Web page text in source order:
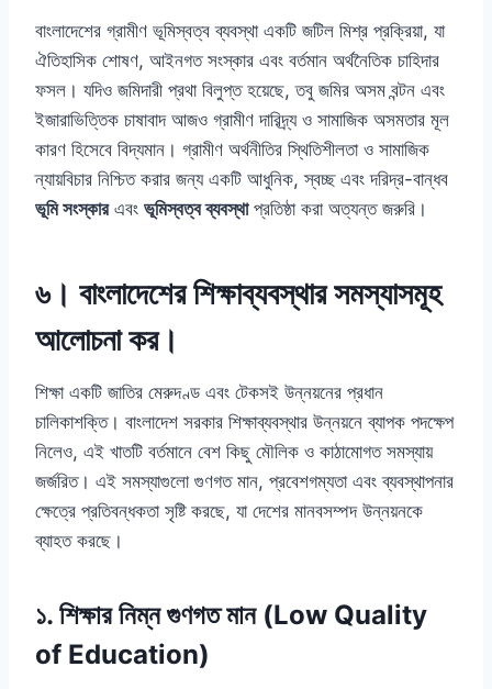
বাংলাদেশের গ্রামীণ ভূমিস্বত্ব ব্যবস্থা একটি জটিল মিশ্র প্রক্রিয়া, যা
ঐতিহাসিক শোষণ, আইনগত সংস্কার এবং বর্তমান অর্থনৈতিক চাহিদার
ফসল। যদিও জমিদারী প্রথা বিলুপ্ত হয়েছে, তবু জমির অসম বন্টন এবং
ইজারাভিত্তিক চাষাবাদ আজও গ্রামীণ দারিদ্র্য ও সামাজিক অসমতার মূল
কারণ হিসেবে বিদ্যমান। গ্রামীণ অর্থনীতির স্থিতিশীলতা ও সামাজিক
ন্যায়বিচার নিশ্চিত করার জন্য একটি আধুনিক, স্বচ্ছ এবং দরিদ্র-বান্ধব
ভূমি সংস্কারএবং ভূমিস্বত্ব ব্যবস্থাপ্রতিষ্ঠা করা অত্যন্ত জরুরি।
৬। বাংলাদেশের শিক্ষাব্যবস্থার সমস্যাসমূহ
আলোচনা কর।
শিক্ষা একটি জাতির মেরুদণ্ড এবং টেকসই উন্নয়নের প্রধান
চালিকাশক্তি। বাংলাদেশ সরকার শিক্ষাব্যবস্থার উন্নয়নে ব্যাপক পদক্ষেপ
নিলেও, এই খাতটি বর্তমানে বেশ কিছু মৌলিক ও কাঠামোগত সমস্যায়
জর্জরিত। এই সমস্যাগুলো গুণগত মান, প্রবেশগম্যতা এবং ব্যবস্থাপনার
ক্ষেত্রে প্রতিবন্ধকতা সৃষ্টি করছে, যা দেশের মানবসম্পদ উন্নয়নকে
ব্যাহত করছে।
১. শিক্ষার নিম্ন গুণগত মান (Low Quality
of Education)